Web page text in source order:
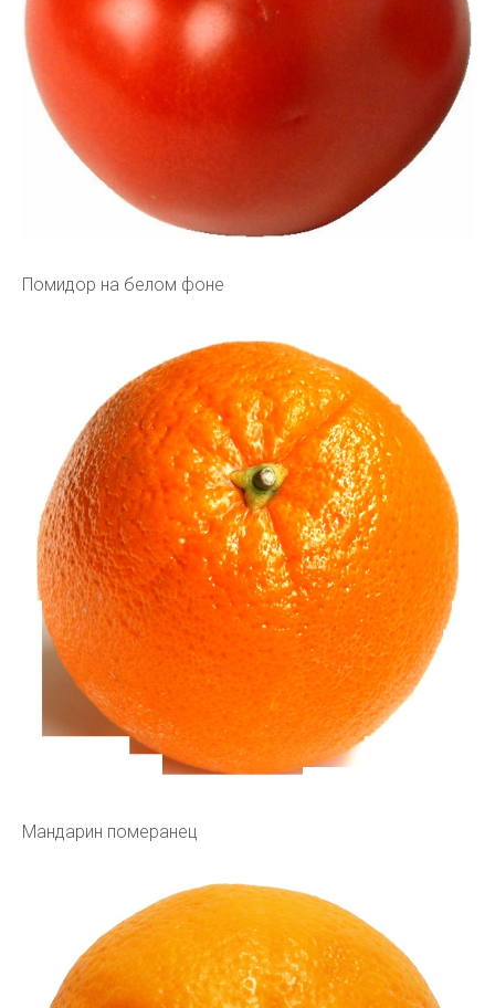
Помидор на белом фоне
Мандарин померанец